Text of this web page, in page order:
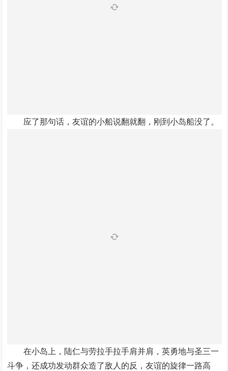
应了那句话，友谊的小船说翻就翻，刚到小岛船没了。
在小岛上，陆仁与劳拉手拉手肩并肩，英勇地与圣三一
斗争，还成功发动群众造了敌人的反，友谊的旋律一路高